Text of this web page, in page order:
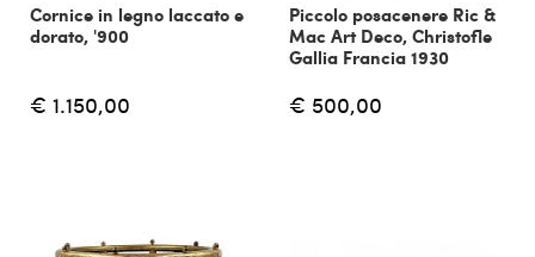
Cornice in legno laccato e
dorato, '900
€ 1.150,00
Piccolo posacenere Ric &
Mac Art Deco, Christofle
Gallia Francia 1930
€ 500,00